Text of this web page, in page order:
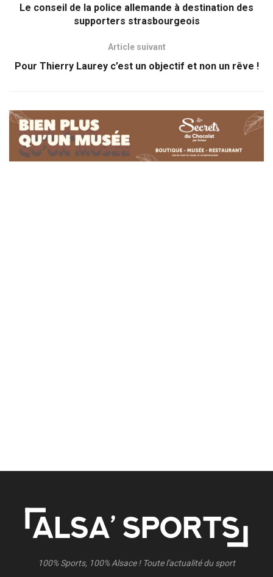
Le conseil de la police allemande à destination des
supporters strasbourgeois
Article suivant
Pour Thierry Laurey c’est un objectif et non un rêve !
100% Sports, 100% Alsace ! Toute l'actualité du sport